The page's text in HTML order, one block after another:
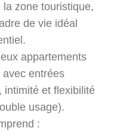
zone touristique,
de vie idéal
appartements
entrées
intimité et flexibilité
usage).
: